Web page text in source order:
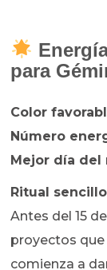
para
Color
Número
Mejor día del
Ritual
Antes del 15
proyectos que
comienza a